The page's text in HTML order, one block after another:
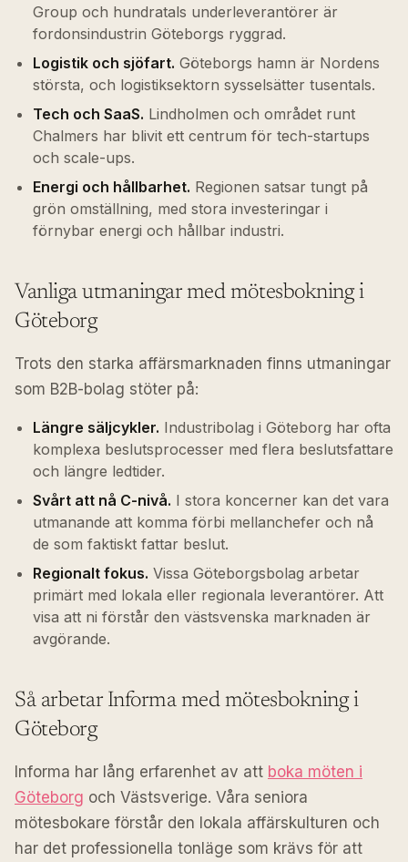
Group och hundratals underleverantörer är
fordonsindustrin Göteborgs ryggrad.
Logistik och sjöfart. Göteborgs hamn är Nordens
största, och logistiksektorn sysselsätter tusentals.
Tech och SaaS. Lindholmen och området runt
Chalmers har blivit ett centrum för tech-startups
och scale-ups.
Energi och hållbarhet. Regionen satsar tungt på
grön omställning, med stora investeringar i
förnybar energi och hållbar industri.
Vanliga utmaningar med mötesbokning i
Göteborg
Trots den starka affärsmarknaden finns utmaningar
som B2B-bolag stöter på:
Längre säljcykler. Industribolag i Göteborg har ofta
komplexa beslutsprocesser med flera beslutsfattare
och längre ledtider.
Svårt att nå C-nivå. I stora koncerner kan det vara
utmanande att komma förbi mellanchefer och nå
de som faktiskt fattar beslut.
Regionalt fokus. Vissa Göteborgsbolag arbetar
primärt med lokala eller regionala leverantörer. Att
visa att ni förstår den västsvenska marknaden är
avgörande.
Så arbetar Informa med mötesbokning i
Göteborg
Informa har lång erfarenhet av att boka möten i
Göteborg och Västsverige. Våra seniora
mötesbokare förstår den lokala affärskulturen och
har det professionella tonläge som krävs för att